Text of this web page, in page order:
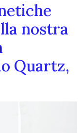
nostra
Quartz,